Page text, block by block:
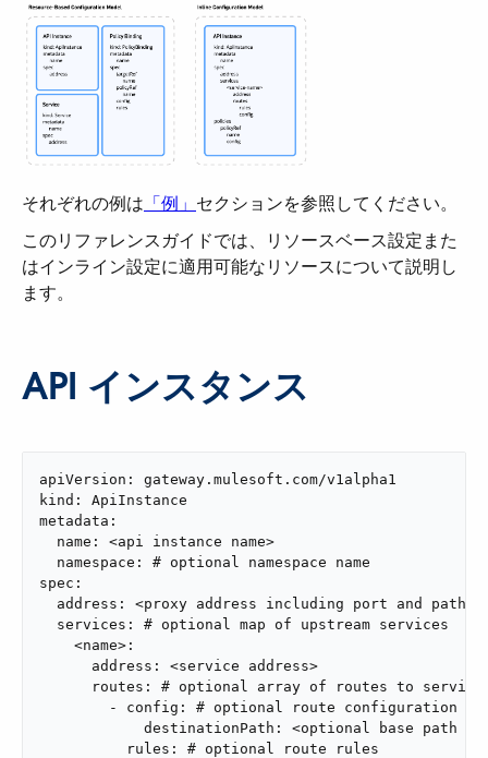
それぞれの例は​ 「例」 ​セクションを参照してください。
このリファレンスガイドでは、リソースベース設定また
はインライン設定に適用可能なリソースについて説明し
ます。
API インスタンス
apiVersion: gateway.mulesoft.com/v1alpha1
kind: ApiInstance
metadata:
  name: <api instance name>
  namespace: # optional namespace name
spec:
  address: <proxy address including port and path>
  services: # optional map of upstream services
    <name>:
      address: <service address>
      routes: # optional array of routes to service
        - config: # optional route configuration
destinationPath: <optional base path
          rules: # optional route rules